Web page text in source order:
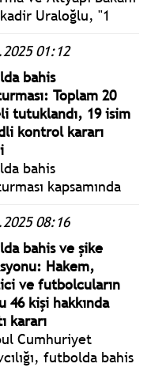
nerede ?
Uraloğlu, "1
tanıştıracağız ve 2
bunu tüm
yaygınlaştırmış
dedi.
01:12
bahis
Toplam 20
tutuklandı, 19 isim
kontrol kararı
bahis
kapsamında
toplam 20
tutuklama, 19 isim
kontrol kararı
08:16
bahis ve şike
Hakem,
ve futbolcuların
46 kişi hakkında
kararı
Cumhuriyet
futbolda bahis